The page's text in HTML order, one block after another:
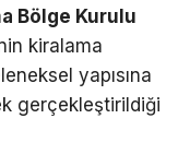
Bölge Kurulu
kiralama
yapısına
gerçekleştirildiği